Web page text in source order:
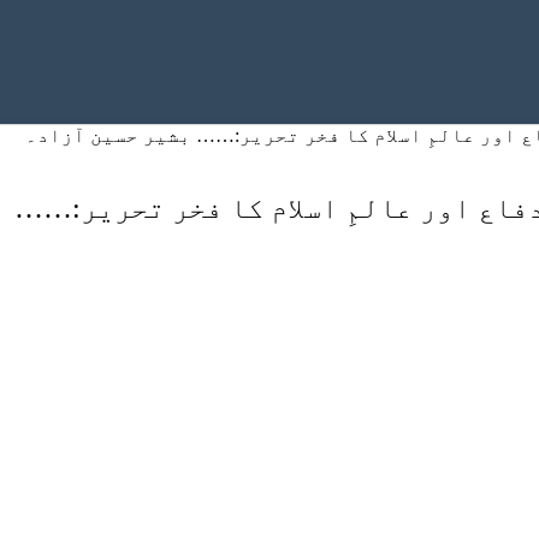
اور عالمِ اسلام کا فخر ​تحریر:…… بشیر حسین آزاد۔
اور عالمِ اسلام کا فخر ​تحریر:……